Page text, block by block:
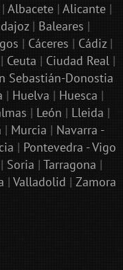
Albacete| Alicante|
| Baleares |
| Cáceres | Cádiz|
| Ceuta | Ciudad Real|
Sebastián-Donostia
| Huelva | Huesca |
| León | Lleida |
| Murcia | Navarra -
| Pontevedra - Vigo
| Soria | Tarragona |
| Valladolid | Zamora